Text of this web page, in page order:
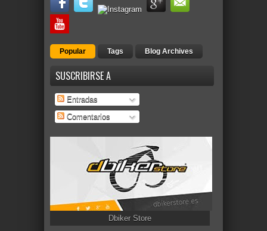
Popular Tags Blog Archives
SUSCRIBIRSE A
Entradas
Comentarios
Dbiker Store